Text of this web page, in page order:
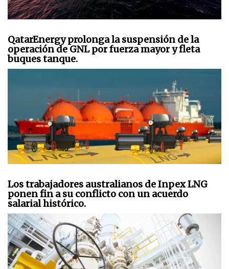
QatarEnergy prolonga la suspensión de la
operación de GNL por fuerza mayor y fleta
buques tanque.
Los trabajadores australianos de Inpex LNG
ponen fin a su conflicto con un acuerdo
salarial histórico.